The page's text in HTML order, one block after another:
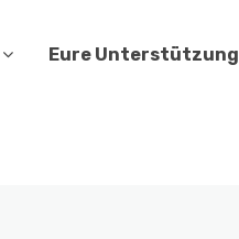
Eure Unterstützung